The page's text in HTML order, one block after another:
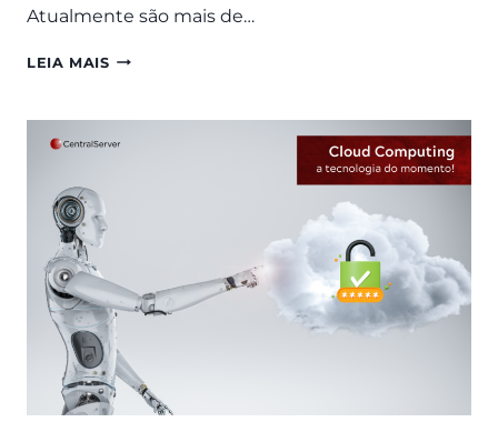
Atualmente são mais de…
LEIA MAISCOMO
EM
NUVEM
OS
PRINCIPAS
DESAFIOS